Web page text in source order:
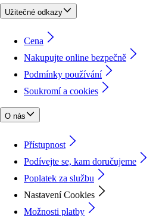
Užitečné odkazy
Cena
Nakupujte online bezpečně
Podmínky používání
Soukromí a cookies
O nás
Přístupnost
Podívejte se, kam doručujeme
Poplatek za službu
Nastavení Cookies
Možnosti platby